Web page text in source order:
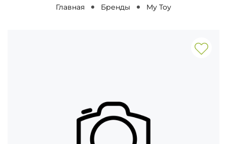
Главная Бренды My Toy